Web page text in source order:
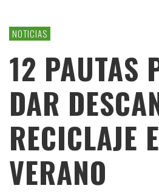
NOTICIAS
12 PAUTAS
DAR
RECICLAJE
VERANO